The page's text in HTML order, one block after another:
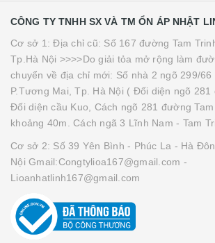
CÔNG TY TNHH SX VÀ TM ỔN ÁP NHẬT
Cơ sở 1: Địa chỉ cũ: Số 167 đường Tam
Tp.Hà Nội >>>>Do giải tỏa mở rộng làm
chuyển về địa chỉ mới: Số nhà 2 ngõ 299/66
P.Tương Mai, Tp. Hà Nội ( Đối diện ngõ 281
Đối diện cầu Kuo, Cách ngõ 281 đường
khoảng 40m. Cách ngã 3 Lĩnh Nam - Tam
Cơ sở 2: Số 39 Yên Bình - Phúc La - Hà
Nội Gmail:Congtylioa167@gmail.com -
Lioanhatlinh167@gmail.com